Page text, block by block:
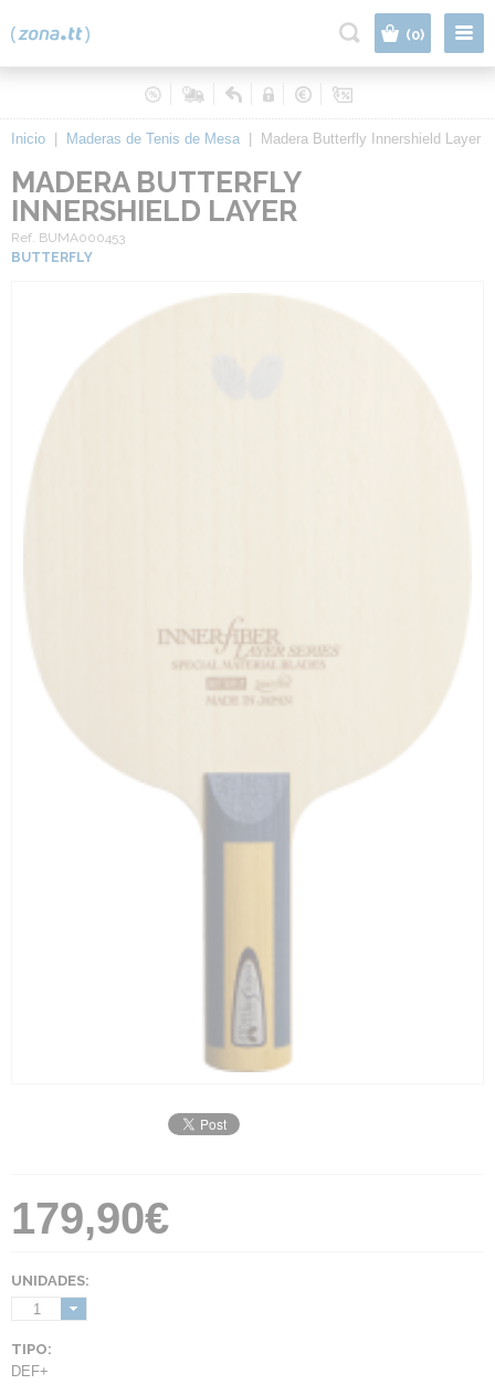
(0)
Inicio Maderas de Tenis de Mesa Madera Butterfly Innershield Layer
MADERA BUTTERFLY
INNERSHIELD LAYER
Ref. BUMA000453
BUTTERFLY
179,90€
UNIDADES:
1
TIPO:
DEF+